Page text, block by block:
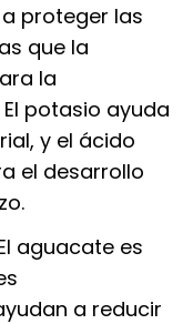
proteger las
que la
la
potasio ayuda
y el ácido
el desarrollo
aguacate es
a reducir